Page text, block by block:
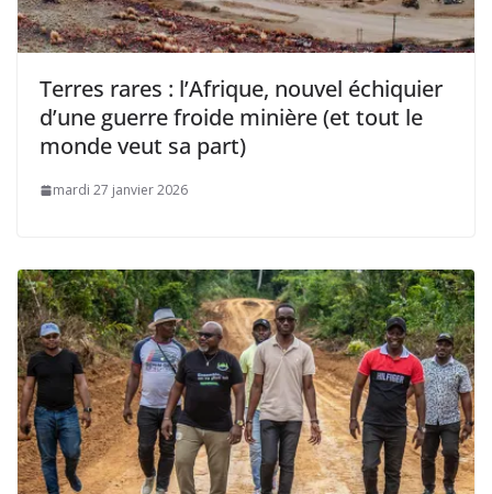
Terres rares : l’Afrique, nouvel échiquier
d’une guerre froide minière (et tout le
monde veut sa part)
mardi 27 janvier 2026